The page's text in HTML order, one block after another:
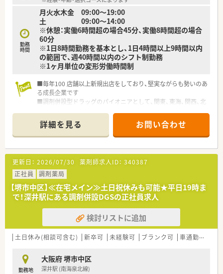
勤務
時間
月火水木金 09:00〜19:00
土 09:00〜14:00
※休憩：実働6時間超の場合45分、実働8時間超の場合
60分
※1日8時間勤務を基本とし、1日4時間以上9時間以内
の範囲で、週40時間以内のシフト制勤務
※1ヶ月単位の変形労働時間制
■毎年100 店舗以上新規出店をしており、堅実ながらも勢いのあ
る成長企業です
■調剤併設型ドラッグのパイオニアとして、関東、東海、関西、北
■研修制度は様々なプランがあり、集合研修だけでなく任意で受
講可能な研修も幅広く用意されています
■店舗で活躍する従業員、社外で活躍する従業員、将来経営幹部
となる従業員など、薬剤師として様々な活躍ができるフィールド
を用意されています
■総合薬剤師・調剤薬剤師（土日休み・19時までの勤務）どちらか
の働き方を選択できます
■調剤併設型だけでなく「医療モール・クリニック併設店舗」「敷
地内薬局」「訪問調剤特化型店舗」など様々な店舗を運営してい
ます
■在宅医療にも積極的取り組んでおり「訪問調剤特化型店舗」を
50店舗以上、無菌調剤室は業界最多の51店舗設置しています
■「プラチナくるみん認定企業」「健康経営優良法人2023（大規模
法人部門）認定」等を取得し一人ひとりが働きやすい環境が整備
■充実した研修制度、人事制度、評価制度、キャリア支援制度等
があるのも特徴です
詳細を見る お問い合わせ
更新日： 2026/07/30 薬剤師求人ID： 340387
正社員
調剤薬局
【堺市中区】≪在宅メイン≫土日祝休みも可能★平日19時ま
で！深井駅にある調剤併設DGSの正社員求人
検討リストに追加
土日休み(相談可含む) 新卒可 未経験可 ブランク可 車通勤可
勤務地
大阪府 堺市中区
深井駅 (南海泉北線)